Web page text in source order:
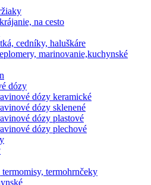
na cesto
cedníky, haluškáre
marinovanie,kuchynské
dózy
dózy keramické
dózy sklenené
dózy plastové
dózy plechové
termomisy, termohrnčeky